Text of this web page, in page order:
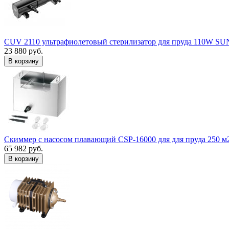
CUV 2110 ультрафиолетовый стерилизатор для пруда 110W
23 880 руб.
В корзину
Скиммер с насосом плавающий CSP-16000 для для пруда 250
65 982 руб.
В корзину